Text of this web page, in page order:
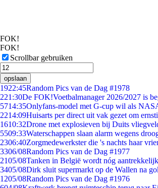
FOK!
FOK!
Scrollbar gebruiken
opslaan
1922:45Random Pics van de Dag #1978
221:30De FOK!Voetbalmanager 2026/2027 is
5714:35Onlyfans-model met G-cup wil als
2214:09Huisarts per direct uit vak gezet om
1610:32Drone met explosieven bij Duits
5509:33Waterschappen slaan alarm wegens
2306:40Zorgmedewerkster die 's nachts haar
3306/08Random Pics van de Dag #1977
2105/08Tanken in België wordt nóg
3405/08Dirk sluit supermarkt op de Wallen na
1205/08Random Pics van de Dag #1976